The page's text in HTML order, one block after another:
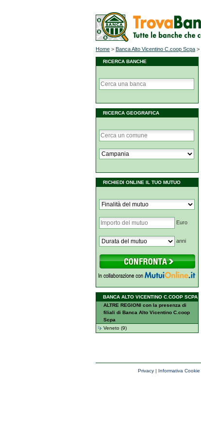
Home > Banca Alto Vicentino C.coop Scpa >
RICERCA BANCHE
RICERCA GEOGRAFICA
RICHIEDI ONLINE IL TUO MUTUO
Euro
anni
BANCA ALTO VICENTINO C.COOP SCPA
ALTRE REGIONI con la presenza di
filiali di Banca Alto Vicentino C.coop
Scpa
Veneto (9)
Privacy| Informativa Cookie